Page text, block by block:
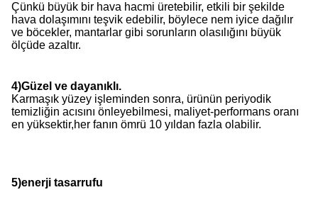
Çünkü büyük bir hava hacmi üretebilir, etkili bir şekilde
hava dolaşımını teşvik edebilir, böylece nem iyice dağılır
ve böcekler, mantarlar gibi sorunların olasılığını büyük
ölçüde azaltır.
4)Güzel ve dayanıklı.
Karmaşık yüzey işleminden sonra, ürünün periyodik
temizliğin acısını önleyebilmesi, maliyet-performans oranı
en yüksektir,her fanın ömrü 10 yıldan fazla olabilir.
5)enerji tasarrufu